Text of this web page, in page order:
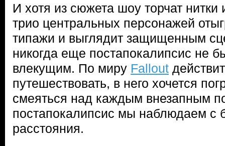
И хотя из сюжета шоу торчат нитки
трио центральных персонажей
типажи и выглядит защищенным
никогда еще постапокалипсис не
влекущим. По миру Fallout
путешествовать, в него хочется
смеяться над каждым внезапным
постапокалипсис мы наблюдаем с
расстояния.